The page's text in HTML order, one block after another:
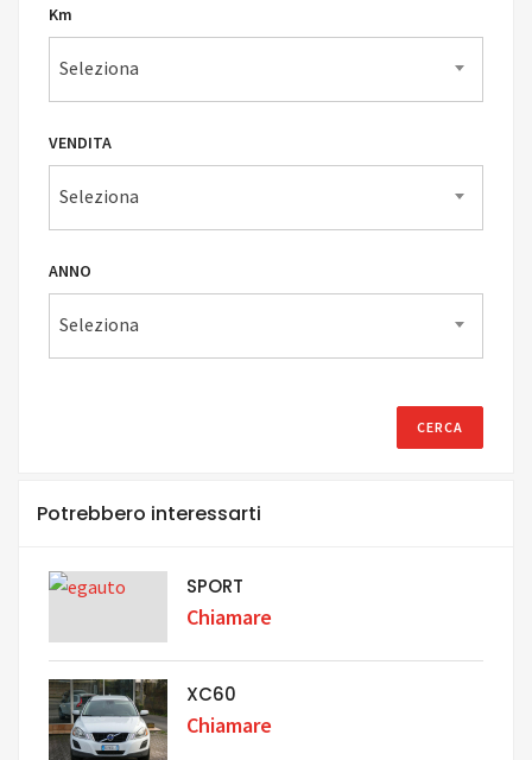
Km
Seleziona
VENDITA
Seleziona
ANNO
Seleziona
Potrebbero interessarti
SPORT
Chiamare
XC60
Chiamare